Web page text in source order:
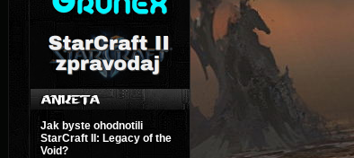
Jak byste ohodnotili
StarCraft II: Legacy of the
Void?